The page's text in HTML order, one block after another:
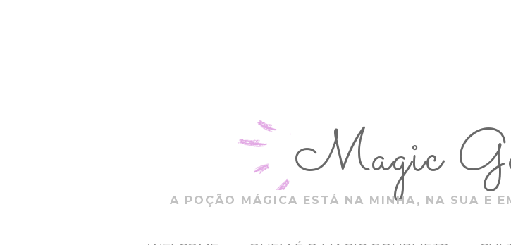
Magic
A POÇÃO MÁGICA ESTÁ NA MINHA, NA SUA E